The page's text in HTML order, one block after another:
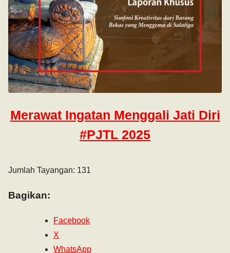
Merawat Ingatan Menggali Jati Diri
#PJTL 2025
Jumlah Tayangan: 131
Bagikan:
Facebook
X
WhatsApp